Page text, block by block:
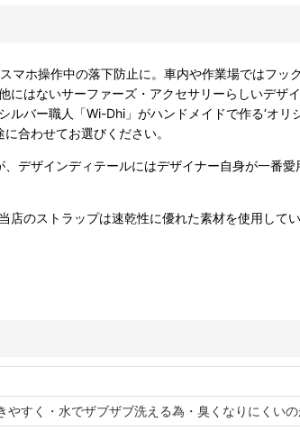
ホ操作中の落下防止に。車内や作業場ではフ
はないサーファーズ・アクセサリーらしいデ
バー職人「Wi-Dhi」がハンドメイドで作る‘オ
合わせてお選びください。
デザインディテールにはデザイナー自身が一番
のストラップは速乾性に優れた素材を使用して
すく・水でザブザブ洗える為・臭くなりにくいの